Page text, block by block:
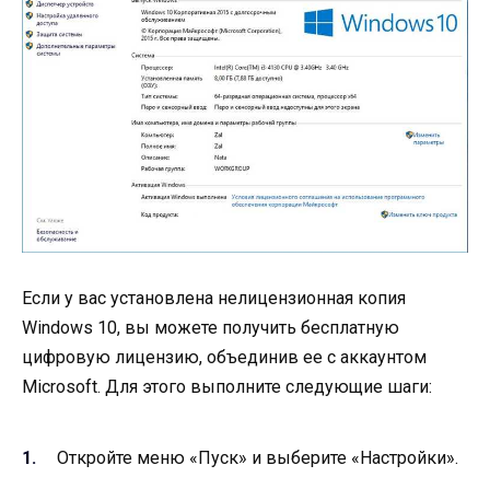
Если у вас установлена нелицензионная копия
Windows 10, вы можете получить бесплатную
цифровую лицензию, объединив ее с аккаунтом
Microsoft. Для этого выполните следующие шаги:
Откройте меню «Пуск» и выберите «Настройки».